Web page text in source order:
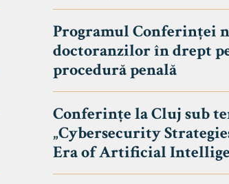
Studenți
& Internațional
Programul Conferinței
doctoranzilor în drept
procedură penală
Conferințe la Cluj sub
„Cybersecurity
Era of Artificial